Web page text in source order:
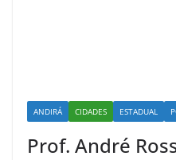
ANDIRÁ CIDADES ESTADUAL
Prof. André